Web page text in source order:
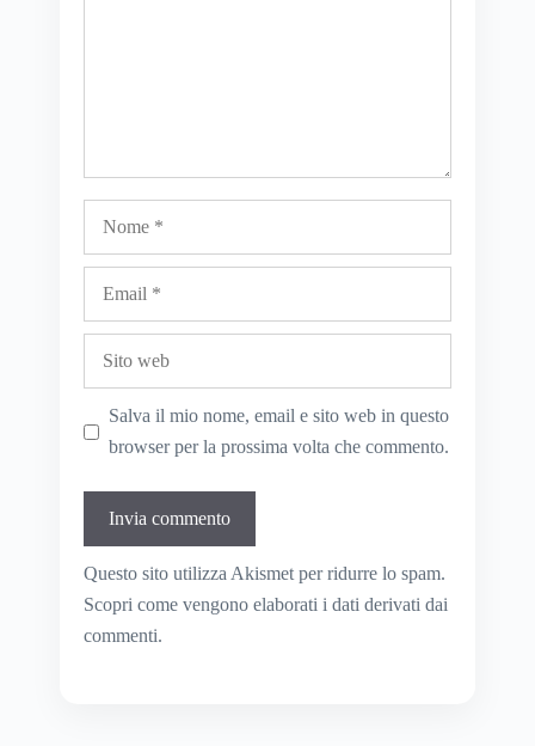
Salva il mio nome, email e sito web in questo
browser per la prossima volta che commento.
Questo sito utilizza Akismet per ridurre lo spam.
Scopri come vengono elaborati i dati derivati dai
commenti.